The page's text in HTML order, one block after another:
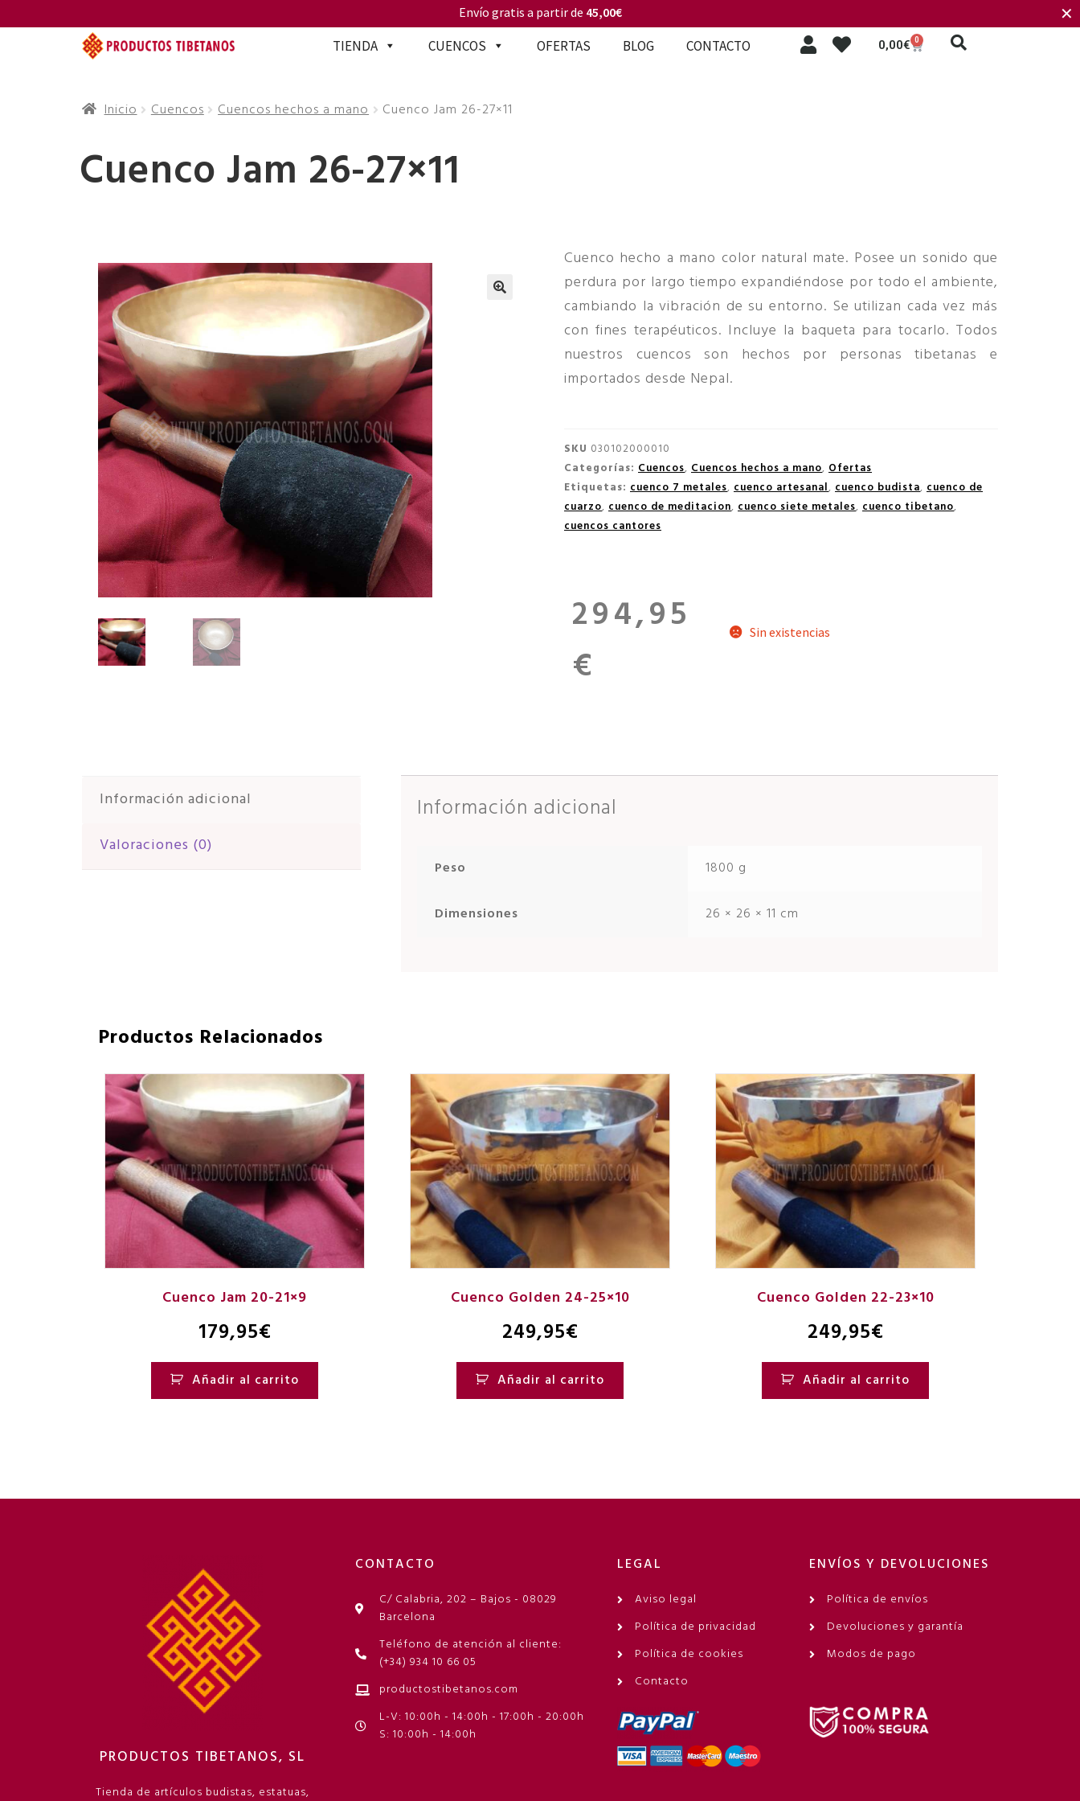
TIENDA CUENCOS OFERTAS BLOG CONTACTO 0,00€ 0
Envío gratis a partir de 45,00€ ✕
Inicio Cuencos Cuencos hechos a mano Cuenco Jam 26-27×11
Cuenco Jam 26-27×11
Cuenco hecho a mano color natural mate. Posee un sonido que
perdura por largo tiempo expandiéndose por todo el ambiente,
cambiando la vibración de su entorno. Se utilizan cada vez más
con fines terapéuticos. Incluye la baqueta para tocarlo. Todos
nuestros cuencos son hechos por personas tibetanas e
importados desde Nepal.
SKU 030102000010
Categorías: Cuencos, Cuencos hechos a mano, Ofertas
Etiquetas: cuenco 7 metales, cuenco artesanal, cuenco budista, cuenco de
cuarzo, cuenco de meditacion, cuenco siete metales, cuenco tibetano,
cuencos cantores
294,95
€
Sin existencias
Información adicional
Valoraciones (0)
Información adicional
Peso 1800 g
Dimensiones 26 × 26 × 11 cm
Productos Relacionados
Cuenco Jam 20-21×9
179,95€
Añadir al carrito
Cuenco Golden 24-25×10
249,95€
Añadir al carrito
Cuenco Golden 22-23×10
249,95€
Añadir al carrito
PRODUCTOS TIBETANOS, SL
Tienda de artículos budistas, estatuas,
CONTACTO
C/ Calabria, 202 – Bajos - 08029
Barcelona
Teléfono de atención al cliente:
(+34) 934 10 66 05
productostibetanos.com
L-V: 10:00h - 14:00h - 17:00h - 20:00h
S: 10:00h - 14:00h
LEGAL
Aviso legal
Política de privacidad
Política de cookies
Contacto
ENVÍOS Y DEVOLUCIONES
Política de envíos
Devoluciones y garantía
Modos de pago